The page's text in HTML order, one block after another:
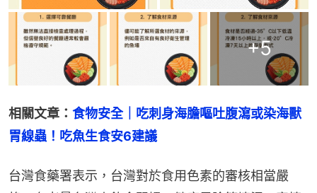
+5
相關文章： 食物安全｜吃刺身海膽嘔吐腹瀉或染海獸
胃線蟲！吃魚生食安6建議
台灣食藥署表示，台灣對於食用色素的審核相當嚴